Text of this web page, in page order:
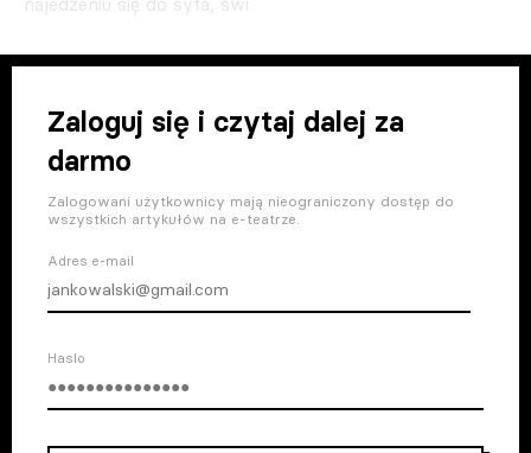
Zaloguj się i czytaj dalej za
darmo
Zalogowani użytkownicy mają nieograniczony dostęp do
wszystkich artykułów na e-teatrze.
Adres e-mail
Haslo